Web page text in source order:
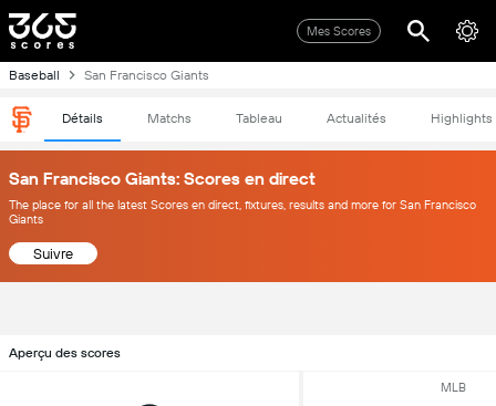
Mes Scores
Baseball San Francisco Giants
Détails Matchs Tableau Actualités Highlights
San Francisco Giants: Scores en direct
The place for all the latest Scores en direct, fixtures, results and more for San Francisco
Giants
Suivre
Aperçu des scores
MLB